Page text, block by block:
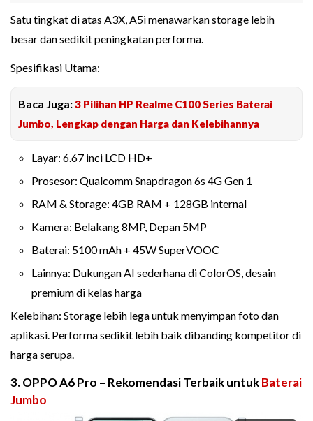
Satu tingkat di atas A3X, A5i menawarkan storage lebih
besar dan sedikit peningkatan performa.
Spesifikasi Utama:
Baca Juga:3 Pilihan HP Realme C100 Series Baterai
Jumbo, Lengkap dengan Harga dan Kelebihannya
Layar: 6.67 inci LCD HD+
Prosesor: Qualcomm Snapdragon 6s 4G Gen 1
RAM & Storage: 4GB RAM + 128GB internal
Kamera: Belakang 8MP, Depan 5MP
Baterai: 5100 mAh + 45W SuperVOOC
Lainnya: Dukungan AI sederhana di ColorOS, desain
premium di kelas harga
Kelebihan: Storage lebih lega untuk menyimpan foto dan
aplikasi. Performa sedikit lebih baik dibanding kompetitor di
harga serupa.
3. OPPO A6 Pro – Rekomendasi Terbaik untukBaterai
Jumbo